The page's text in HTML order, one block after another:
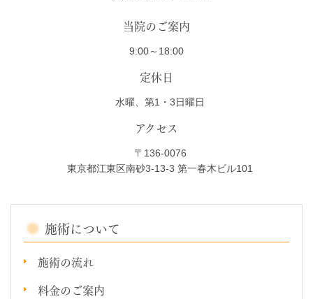
当院のご案内
9:00～18:00
定休日
水曜、第1・3日曜日
アクセス
〒136-0076
東京都江東区南砂3-13-3 第一春木ビル101
施術について
施術の流れ
料金のご案内